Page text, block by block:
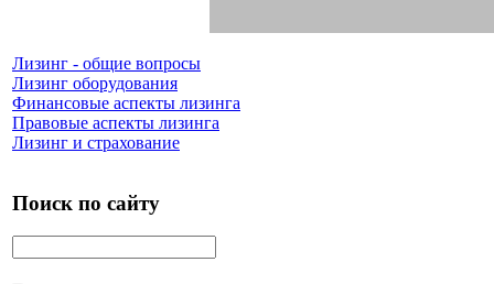
Лизинг - общие вопросы
Лизинг оборудования
Финансовые аспекты лизинга
Правовые аспекты лизинга
Лизинг и страхование
Поиск по сайту